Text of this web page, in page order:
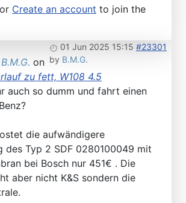
or Create an account to join the
01 Jun 2025 15:15 #23301
by B.M.G.
B.M.G. on
zu fett, W108 4.5
auch so dumm und fahrt einen
die aufwändigere
des Typ 2 SDF 0280100049 mit
bei Bosch nur 451€ . Die
aber nicht K&S sondern die